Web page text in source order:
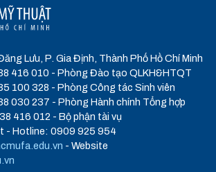
Lưu, P. Gia Định, Thành Phố Hồ Chí Minh
416 010 - Phòng Đào tạo QLKH&HTQT
100 328 - Phòng Công tác Sinh viên
030 237 - Phòng Hành chính Tổng hợp
416 012 - Bộ phận tài vụ
- Hotline: 0909 925 954
- Website